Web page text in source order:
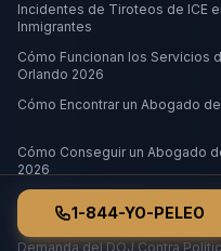
1-844-YO-PELEO
Incidentes de Tiroteos de ICE
Inmigrantes
Cómo Funcionan los Servicios
Orlando 2026
Cómo Encontrar un Abogado
Cómo Conseguir un Abogado
2026
Impacto de las Decisiones del
hacia EE. UU. en 2026
Demanda del DOJ Contra